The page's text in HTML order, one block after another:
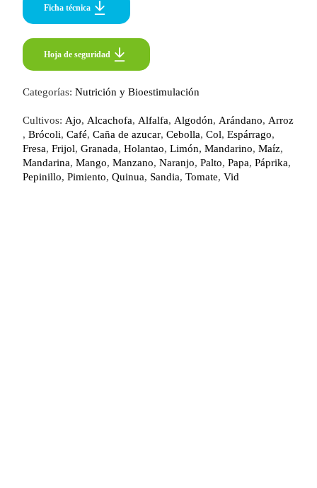
Ficha técnica
Hoja de seguridad
Categorías:Nutrición y Bioestimulación
Cultivos:Ajo,Alcachofa,Alfalfa,Algodón,Arándano,Arroz
,Brócoli,Café,Caña de azucar,Cebolla,Col,Espárrago,
Fresa,Frijol,Granada,Holantao,Limón, Mandarino,Maíz,
Mandarina,Mango,Manzano,Naranjo,Palto,Papa,Páprika,
Pepinillo,Pimiento,Quinua, Sandia,Tomate,Vid